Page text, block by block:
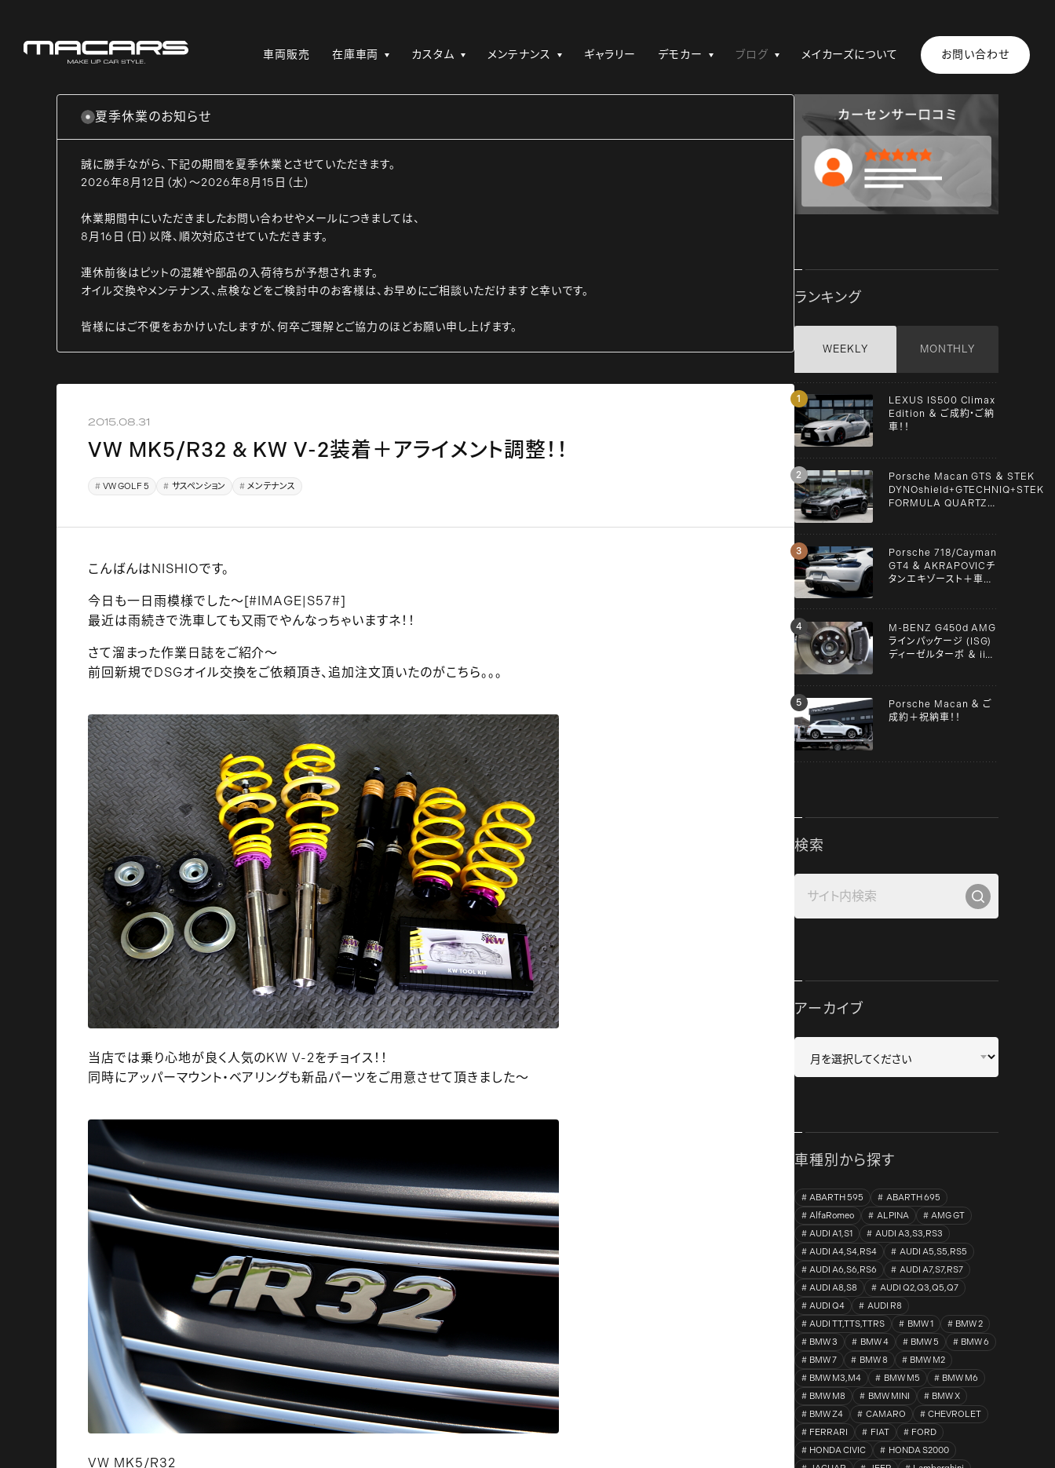
車両販売 在庫車両 カスタム メンテナンス ギャラリー デモカー ブログ メイカーズについて お問い合わせ
夏季休業のお知らせ
誠に勝手ながら、下記の期間を夏季休業とさせていただきます。
2026年8月12日（水）～2026年8月15日（土）
休業期間中にいただきましたお問い合わせやメールにつきましては、
8月16日（日）以降、順次対応させていただきます。
連休前後はピットの混雑や部品の入荷待ちが予想されます。
オイル交換やメンテナンス、点検などをご検討中のお客様は、お早めにご相談いただけますと幸いです。
皆様にはご不便をおかけいたしますが、何卒ご理解とご協力のほどお願い申し上げます。
2015.08.31
VW MK5/R32 & KW V-2装着＋アライメント調整！！
VW GOLF 5 サスペンション メンテナンス
こんばんはNISHIOです。
今日も一日雨模様でした～[#IMAGE|S57#]
最近は雨続きで洗車しても又雨でやんなっちゃいますネ！！
さて溜まった作業日誌をご紹介～
前回新規でDSGオイル交換をご依頼頂き、追加注文頂いたのがこちら。。。
当店では乗り心地が良く人気のKW V-2をチョイス！！
同時にアッパーマウント・ベアリングも新品パーツをご用意させて頂きました～
VW MK5/R32
ランキング
WEEKLY MONTHLY
LEXUS IS500 Climax
Edition ＆ ご成約・ご納
車！！
Porsche Macan GTS ＆ STEK
DYNOshield+GTECHNIQ+STEK
FORMULA QUARTZ
Porsche 718/Cayman
GT4 ＆ AKRAPOVICチ
タンエキゾースト＋車検
M-BENZ G450d AMG
ラインパッケージ (ISG)
ディーゼルターボ ＆ iiD
Porsche Macan ＆ ご
成約＋祝納車！！
検索
アーカイブ
車種別から探す
ABARTH 595
ABARTH 695
AlfaRomeo
ALPINA
AMG GT
AUDI A1,S1
AUDI A3,S3,RS3
AUDI A4,S4,RS4
AUDI A5,S5,RS5
AUDI A6,S6,RS6
AUDI A7,S7,RS7
AUDI A8,S8
AUDI Q2,Q3,Q5,Q7
AUDI Q4
AUDI R8
AUDI TT,TTS,TTRS
BMW 1
BMW 2
BMW 3
BMW 4 BMW 5
BMW 6
BMW 7
BMW 8
BMW M2
BMW M3,M4
BMW M5
BMW M6
BMW M8
BMW MINI
BMW X
BMW Z4
CAMARO
CHEVROLET
FERRARI
FIAT
FORD
HONDA CIVIC
HONDA S2000